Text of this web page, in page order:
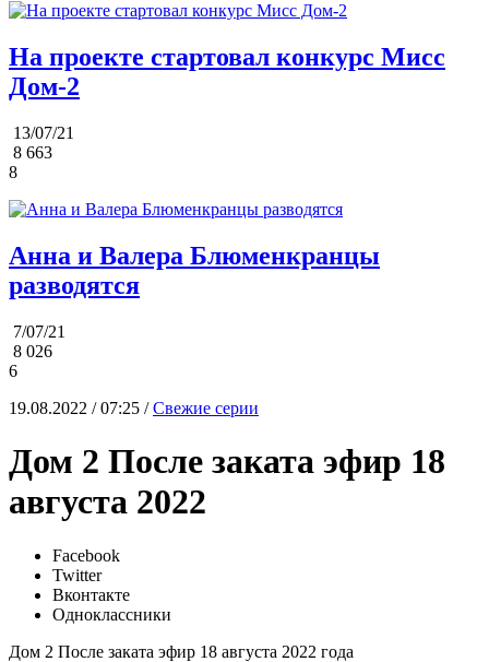
На проекте стартовал конкурс Мисс
Дом-2
13/07/21
8 663
8
Анна и Валера Блюменкранцы
разводятся
7/07/21
8 026
6
19.08.2022 / 07:25 /Свежие серии
Дом 2 После заката эфир 18
августа 2022
Facebook
Twitter
Вконтакте
Одноклассники
Дом 2 После заката эфир 18 августа 2022 года